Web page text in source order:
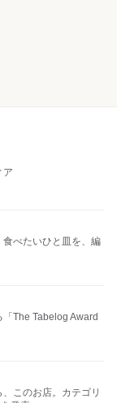
ア
べたいひと皿を、編
The Tabelog Award
このお店。カテゴリ